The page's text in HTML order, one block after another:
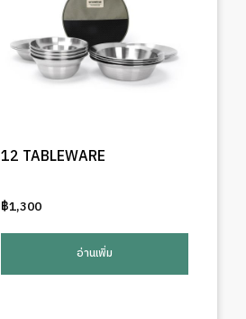
12 TABLEWARE
฿1,300
อ่านเพิ่ม